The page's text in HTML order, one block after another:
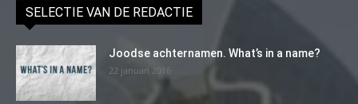
SELECTIE VAN DE REDACTIE
Joodse achternamen. What’s in a name?
22 januari 2016